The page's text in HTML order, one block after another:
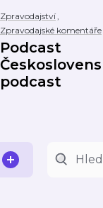
Zpravodajství,
Zpravodajské komentáře
Podcast
podcast